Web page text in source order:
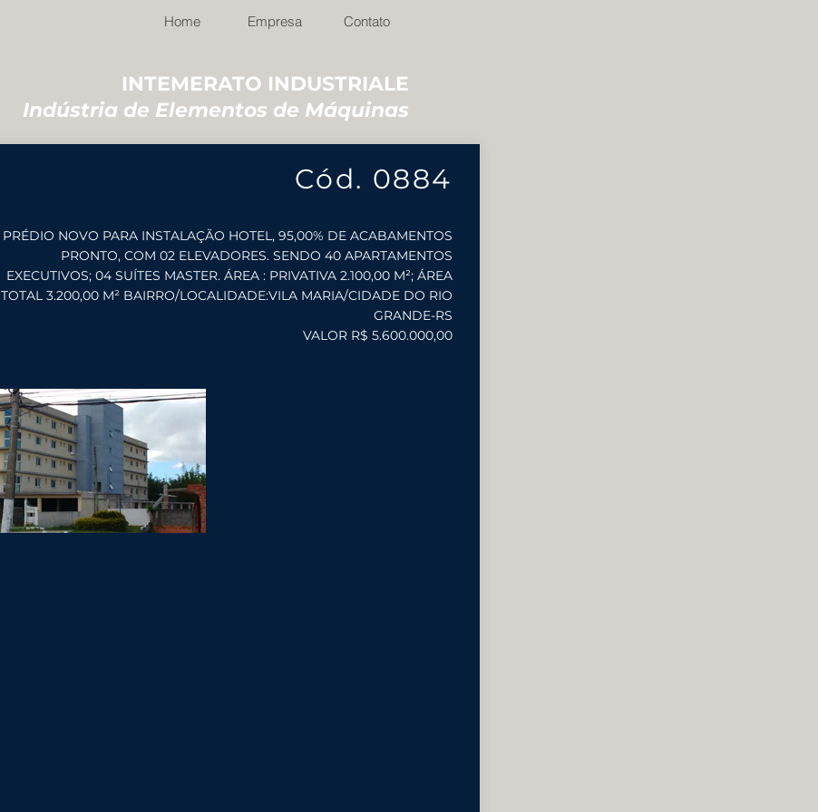
Home Empresa Contato
INTEMERATO INDUSTRIALE
Indústria de Elementos de Máquinas
Cód. 0884
PRÉDIO NOVO PARA INSTALAÇÃO HOTEL, 95,00% DE ACABAMENTOS
PRONTO, COM 02 ELEVADORES. SENDO 40 APARTAMENTOS
EXECUTIVOS; 04 SUÍTES MASTER. ÁREA : PRIVATIVA 2.100,00 M²; ÁREA
TOTAL 3.200,00 M² BAIRRO/LOCALIDADE:VILA MARIA/CIDADE DO RIO
GRANDE-RS
VALOR R$ 5.600.000,00